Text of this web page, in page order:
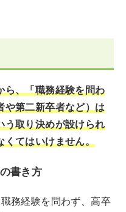
ら、「職務経験を問わ
や第二新卒者など）は
う取り決めが設けられ
くてはいけません。
書き方
務経験を問わず、高卒